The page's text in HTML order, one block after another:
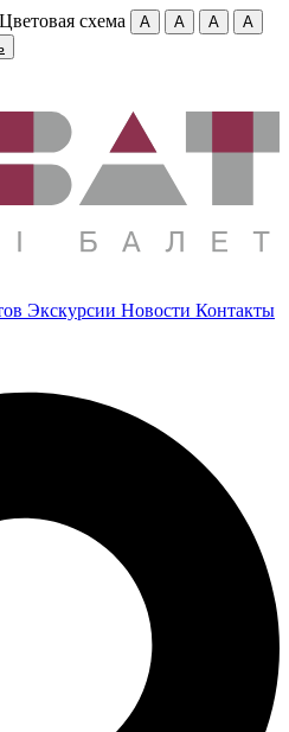
Цветовая схема A A A
A
Экскурсии Новости Контакты